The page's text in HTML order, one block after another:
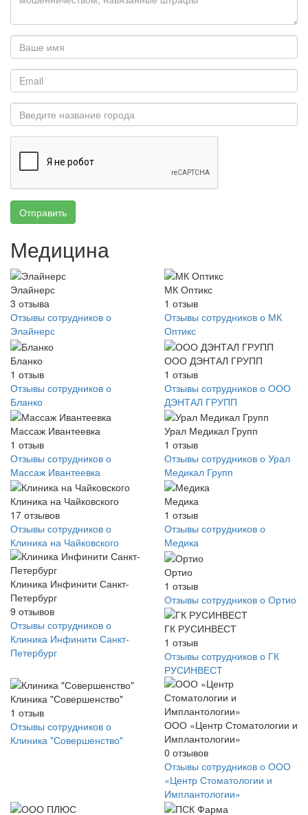
Отправить
Медицина
Элайнерс
3 отзыва
Отзывы сотрудников о
Элайнерс
МК Оптикс
1 отзыв
Отзывы сотрудников о МК
Оптикс
Бланко
1 отзыв
Отзывы сотрудников о
Бланко
ООО ДЭНТАЛ ГРУПП
1 отзыв
Отзывы сотрудников о ООО
ДЭНТАЛ ГРУПП
Массаж Ивантеевка
1 отзыв
Отзывы сотрудников о
Массаж Ивантеевка
Урал Медикал Групп
1 отзыв
Отзывы сотрудников о Урал
Медикал Групп
Клиника на Чайковского
17 отзывов
Отзывы сотрудников о
Клиника на Чайковского
Медика
1 отзыв
Отзывы сотрудников о
Медика
Клиника Инфинити Санкт-
Петербург
9 отзывов
Отзывы сотрудников о
Клиника Инфинити Санкт-
Петербург
Ортио
1 отзыв
Отзывы сотрудников о Ортио
ГК РУСИНВЕСТ
1 отзыв
Отзывы сотрудников о ГК
РУСИНВЕСТ
Клиника "Совершенство"
1 отзыв
Отзывы сотрудников о
Клиника "Совершенство"
ООО «Центр Стоматологии и
Имплантологии»
0 отзывов
Отзывы сотрудников о ООО
«Центр Стоматологии и
Имплантологии»